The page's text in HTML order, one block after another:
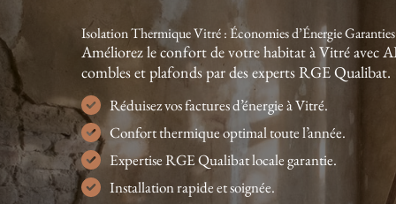
Isolation Thermique Vitré : Économies d’Énergie Garanties
Améliorez le confort de votre habitat à Vitré avec
combles et plafonds par des experts RGE Qualibat.
Réduisez vos factures d’énergie à Vitré.
Confort thermique optimal toute l’année.
Expertise RGE Qualibat locale garantie.
Installation rapide et soignée.